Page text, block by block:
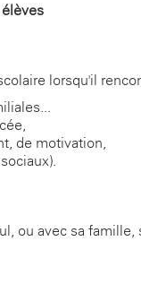
lorsqu'il
de motivation,
ou avec sa